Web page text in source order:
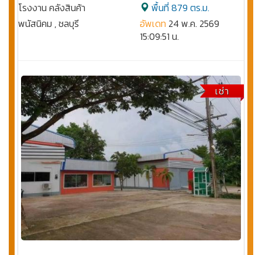
โรงงาน คลังสินค้า
พนัสนิคม , ชลบุรี
พื้นที่ 879 ตร.ม.
อัพเดท 24 พ.ค. 2569
15:09:51 น.
เช่า